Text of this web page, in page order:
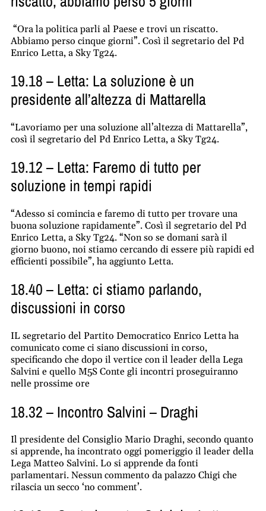
“Ora la politica parli al Paese e trovi un riscatto.
Abbiamo perso cinque giorni”. Così il segretario del Pd
Enrico Letta, a Sky Tg24.
19.18 – Letta: La soluzione è un
presidente all’altezza di Mattarella
“Lavoriamo per una soluzione all’altezza di Mattarella”,
così il segretario del Pd Enrico Letta, a Sky Tg24.
19.12 – Letta: Faremo di tutto per
soluzione in tempi rapidi
“Adesso si comincia e faremo di tutto per trovare una
buona soluzione rapidamente”. Così il segretario del Pd
Enrico Letta, a Sky Tg24. “Non so se domani sarà il
giorno buono, noi stiamo cercando di essere più rapidi ed
efficienti possibile”, ha aggiunto Letta.
18.40 – Letta: ci stiamo parlando,
discussioni in corso
IL segretario del Partito Democratico Enrico Letta ha
comunicato come ci siano discussioni in corso,
specificando che dopo il vertice con il leader della Lega
Salvini e quello M5S Conte gli incontri proseguiranno
nelle prossime ore
18.32 – Incontro Salvini – Draghi
Il presidente del Consiglio Mario Draghi, secondo quanto
si apprende, ha incontrato oggi pomeriggio il leader della
Lega Matteo Salvini. Lo si apprende da fonti
parlamentari. Nessun commento da palazzo Chigi che
rilascia un secco ‘no comment’.